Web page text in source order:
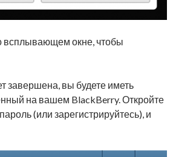
всплывающем окне, чтобы
завершена, вы будете иметь
на вашем BlackBerry. Откройте
(или зарегистрируйтесь), и